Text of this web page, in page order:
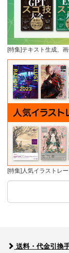
[特集]テキスト生成、
[特集]人気イラストレ
送料・代金引換